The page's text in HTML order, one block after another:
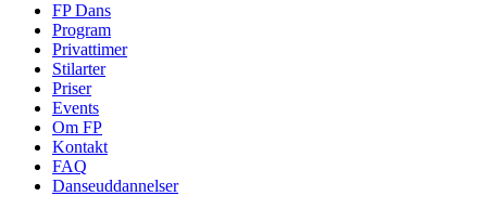
FP Dans
Program
Privattimer
Stilarter
Priser
Events
Om FP
Kontakt
FAQ
Danseuddannelser